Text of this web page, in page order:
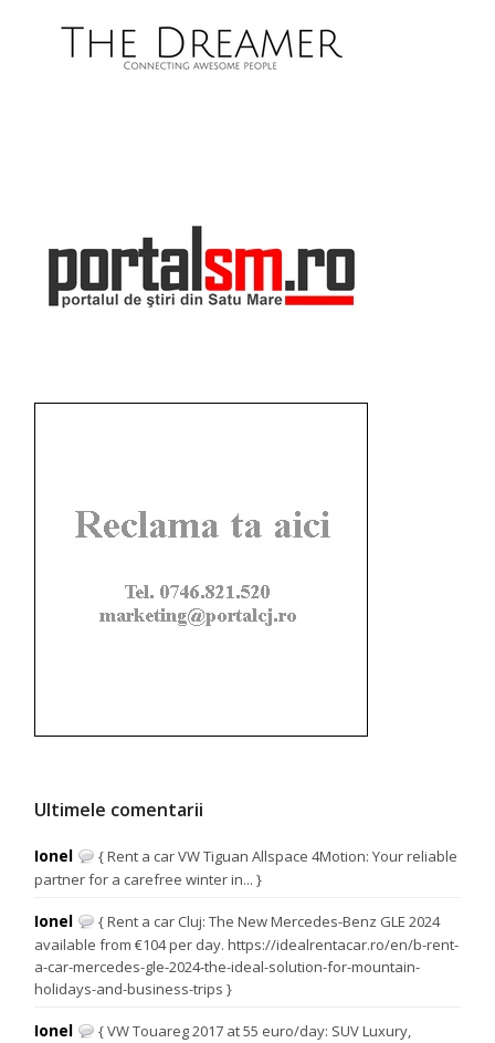
Ultimele comentarii
Ionel
{ Rent a car VW Tiguan Allspace 4Motion: Your reliable
partner for a carefree winter in... }
Ionel
{ Rent a car Cluj: The New Mercedes-Benz GLE 2024
available from €104 per day. https://idealrentacar.ro/en/b-rent-
a-car-mercedes-gle-2024-the-ideal-solution-for-mountain-
holidays-and-business-trips }
Ionel
{ VW Touareg 2017 at 55 euro/day: SUV Luxury,